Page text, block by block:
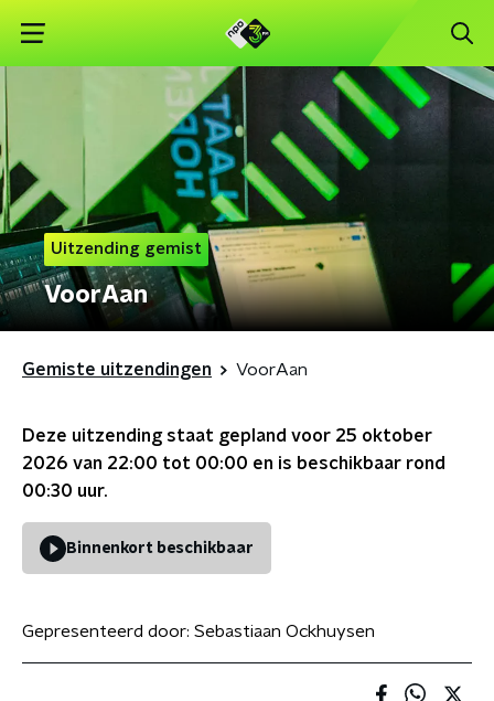
Uitzending gemist
VoorAan
Gemiste uitzendingen VoorAan
Deze uitzending staat gepland voor 25 oktober
2026 van 22:00 tot 00:00 en is beschikbaar rond
00:30 uur.
Binnenkort beschikbaar
Gepresenteerd door: Sebastiaan Ockhuysen